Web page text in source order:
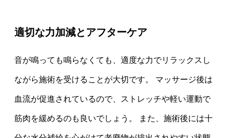
適切な力加減とアフターケア
音が鳴っても鳴らなくても、適度な力でリラックスし
ながら施術を受けることが大切です。 マッサージ後は
血流が促進されているので、ストレッチや軽い運動で
筋肉を緩めるのも良いでしょう。 また、施術後には十